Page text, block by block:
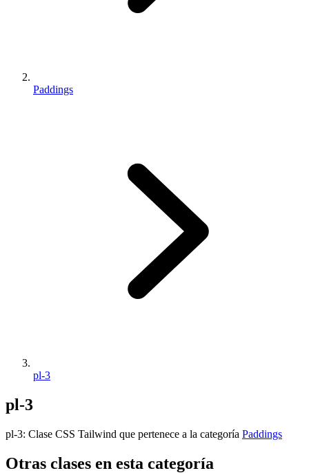
Paddings
pl-3
pl-3
pl-3: Clase CSS Tailwind que pertenece a la categoría Paddings
Otras clases en esta categoría